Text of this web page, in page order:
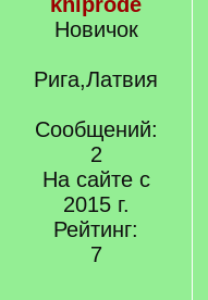
Новичок
Рига,Латвия
Сообщений:
2
На сайте с
2015 г.
Рейтинг:
7